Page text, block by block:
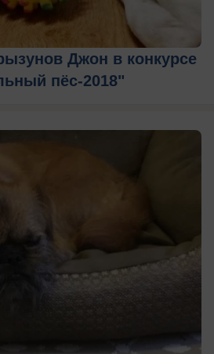
Джон в конкурсе
пёс-2018"